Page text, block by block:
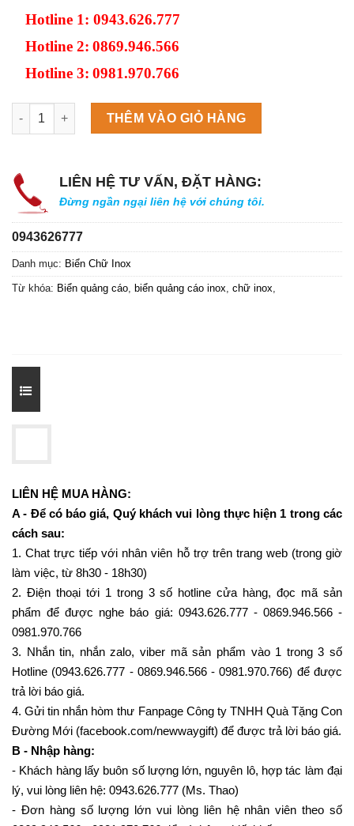
Hotline 1: 0943.626.777
Hotline 2: 0869.946.566
Hotline 3: 0981.970.766
Máy làm đá viên Scotsman NW458AS số lượng
THÊM VÀO GIỎ HÀNG
LIÊN HỆ TƯ VẤN, ĐẶT HÀNG:
Đừng ngần ngại liên hệ với chúng tôi.
0943626777
Danh mục: Biển Chữ Inox
Từ khóa: Biển quảng cáo, biển quảng cáo inox, chữ inox,
LIÊN HỆ MUA HÀNG:
A - Để có báo giá, Quý khách vui lòng thực hiện 1 trong các
cách sau:
1. Chat trực tiếp với nhân viên hỗ trợ trên trang web (trong giờ
làm việc, từ 8h30 - 18h30)
2. Điện thoại tới 1 trong 3 số hotline cửa hàng, đọc mã sản
phẩm để được nghe báo giá: 0943.626.777 - 0869.946.566 -
0981.970.766
3. Nhắn tin, nhắn zalo, viber mã sản phẩm vào 1 trong 3 số
Hotline (0943.626.777 - 0869.946.566 - 0981.970.766) để được
trả lời báo giá.
4. Gửi tin nhắn hòm thư Fanpage Công ty TNHH Quà Tặng Con
Đường Mới (facebook.com/newwaygift) để được trả lời báo giá.
B - Nhập hàng:
- Khách hàng lấy buôn số lượng lớn, nguyên lô, hợp tác làm đại
lý, vui lòng liên hệ: 0943.626.777 (Ms. Thao)
- Đơn hàng số lượng lớn vui lòng liên hệ nhân viên theo số